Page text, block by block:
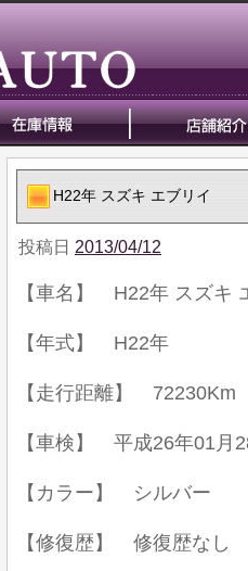
H22年 スズキ エブリイ
投稿日 2013/04/12
【車名】 H22年 スズキ
【年式】 H22年
【走行距離】 72230Km
【車検】 平成26年01月
【カラー】 シルバー
【修復歴】 修復歴なし